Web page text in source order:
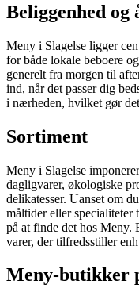
Beliggenhed og
Meny i Slagelse ligger
for både lokale beboere
generelt fra morgen til
ind, når det passer dig
i nærheden, hvilket gør
Sortiment
Meny i Slagelse
dagligvarer, økologiske
delikatesser. Uanset om
måltider eller
på at finde det hos Meny.
varer, der tilfredsstiller
Meny-butikker